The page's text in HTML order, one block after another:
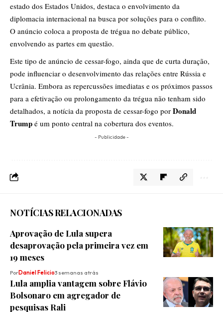
estado dos Estados Unidos, destaca o envolvimento da
diplomacia internacional na busca por soluções para o conflito.
O anúncio coloca a proposta de trégua no debate público,
envolvendo as partes em questão.
Este tipo de anúncio de cessar-fogo, ainda que de curta duração,
pode influenciar o desenvolvimento das relações entre Rússia e
Ucrânia. Embora as repercussões imediatas e os próximos passos
para a efetivação ou prolongamento da trégua não tenham sido
detalhados, a notícia da proposta de cessar-fogo por Donald
Trump é um ponto central na cobertura dos eventos.
- Publicidade -
NOTÍCIAS RELACIONADAS
Aprovação de Lula supera
desaprovação pela primeira vez em
19 meses
PorDaniel Felicio3 semanas atrás
Lula amplia vantagem sobre Flávio
Bolsonaro em agregador de
pesquisas Rali